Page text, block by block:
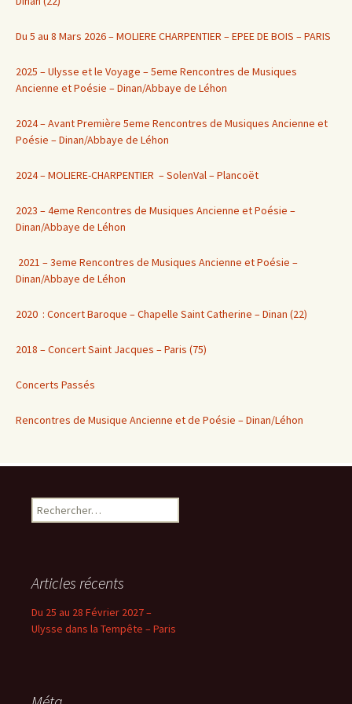
Du 5 au 8 Mars 2026 – MOLIERE CHARPENTIER – EPEE DE BOIS – PARIS
2025 – Ulysse et le Voyage – 5eme Rencontres de Musiques
Ancienne et Poésie – Dinan/Abbaye de Léhon
2024 – Avant Première 5eme Rencontres de Musiques Ancienne et
Poésie – Dinan/Abbaye de Léhon
2024 – MOLIERE-CHARPENTIER – SolenVal – Plancoët
2023 – 4eme Rencontres de Musiques Ancienne et Poésie –
Dinan/Abbaye de Léhon
2021 – 3eme Rencontres de Musiques Ancienne et Poésie –
Dinan/Abbaye de Léhon
2020 : Concert Baroque – Chapelle Saint Catherine – Dinan (22)
2018 – Concert Saint Jacques – Paris (75)
Concerts Passés
Rencontres de Musique Ancienne et de Poésie – Dinan/Léhon
Rechercher :
Articles récents
Du 25 au 28 Février 2027 –
Ulysse dans la Tempête – Paris